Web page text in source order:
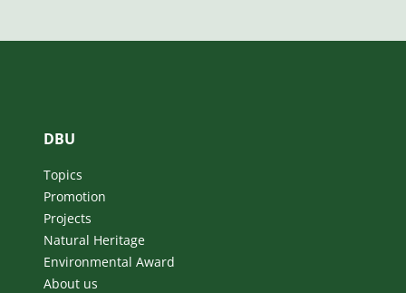
DBU
Topics
Promotion
Projects
Natural Heritage
Environmental Award
About us